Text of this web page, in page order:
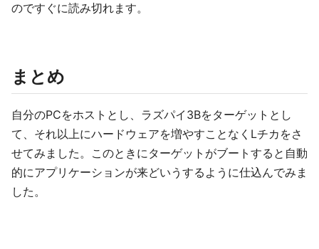
のですぐに読み切れます。
まとめ
自分のPCをホストとし、ラズパイ3Bをターゲットとし
て、それ以上にハードウェアを増やすことなくLチカをさ
せてみました。このときにターゲットがブートすると自動
的にアプリケーションが来どいうするように仕込んでみま
した。